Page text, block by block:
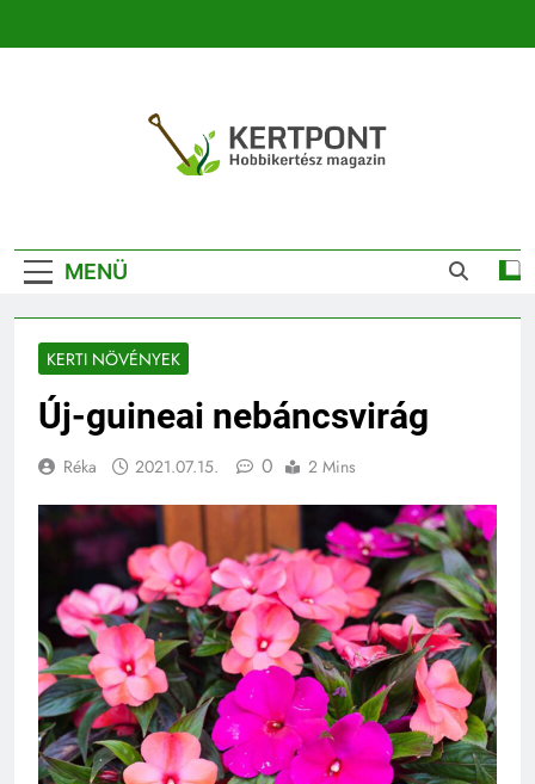
Kertészeti
Magazin |
Növénykereső És
Növényhatározó
MENÜ
KERTI NÖVÉNYEK
Új-guineai nebáncsvirág
Réka 2021.07.15. 0 2 Mins